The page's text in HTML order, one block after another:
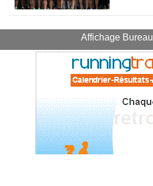
Affichage Bureau